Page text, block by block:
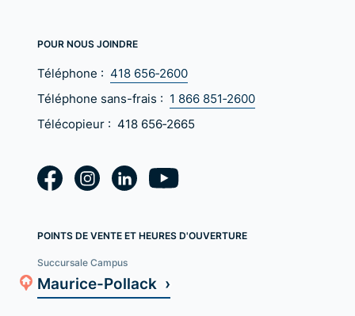
POUR NOUS JOINDRE
Téléphone : 418 656‑2600
Téléphone sans-frais : 1 866 851‑2600
Télécopieur : 418 656‑2665
POINTS DE VENTE ET HEURES D'OUVERTURE
Succursale Campus
Maurice-Pollack ›